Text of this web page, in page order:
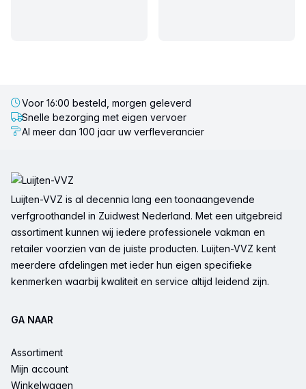
Voor 16:00 besteld, morgen geleverd
Snelle bezorging met eigen vervoer
Al meer dan 100 jaar uw verfleverancier
Luijten-VVZ is al decennia lang een toonaangevende
verfgroothandel in Zuidwest Nederland. Met een uitgebreid
assortiment kunnen wij iedere professionele vakman en
retailer voorzien van de juiste producten. Luijten-VVZ kent
meerdere afdelingen met ieder hun eigen specifieke
kenmerken waarbij kwaliteit en service altijd leidend zijn.
GA NAAR
Assortiment
Mijn account
Winkelwagen